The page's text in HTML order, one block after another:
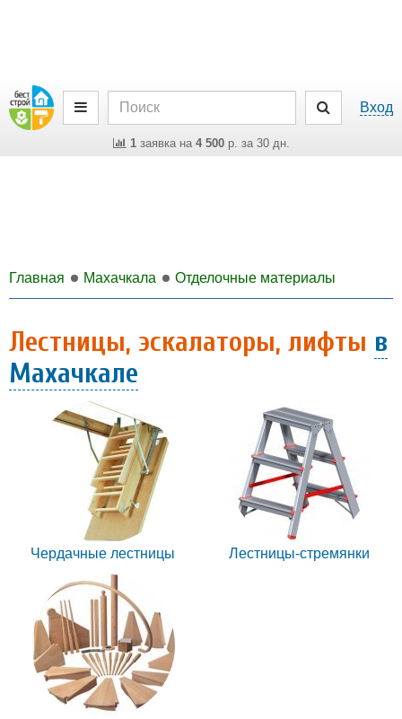
Вход
1заявка на 4 500р. за 30 дн.
Главная Махачкала Отделочные материалы
Лестницы, эскалаторы, лифты в
Махачкале
Чердачные лестницы Лестницы-стремянки